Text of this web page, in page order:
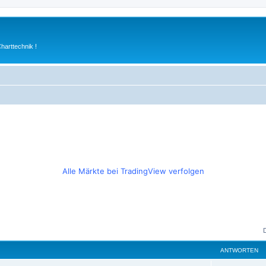
!
Alle Märkte bei TradingView verfolgen
ANTWORTEN